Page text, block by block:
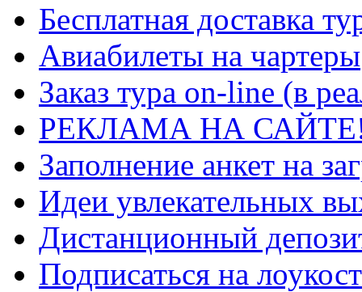
Бесплатная доставка
Авиабилеты на чартеры
Заказ тура on-line (в
РЕКЛАМА НА
Заполнение анкет на
Идеи увлекательных
Дистанционный
Подписаться на